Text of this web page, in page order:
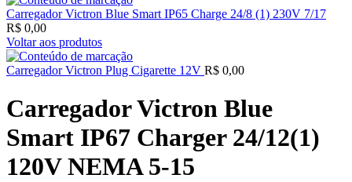
Carregador Victron Blue Smart IP65 Charge 24/8 (1) 230V 7/17
R$ 0,00
Voltar aos produtos
Carregador Victron Plug Cigarette 12V R$ 0,00
Carregador Victron Blue
Smart IP67 Charger 24/12(1)
120V NEMA 5-15